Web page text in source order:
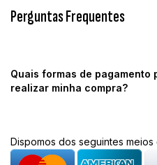
Perguntas Frequentes
Quais formas de pagamento
realizar minha compra?
Dispomos dos seguintes